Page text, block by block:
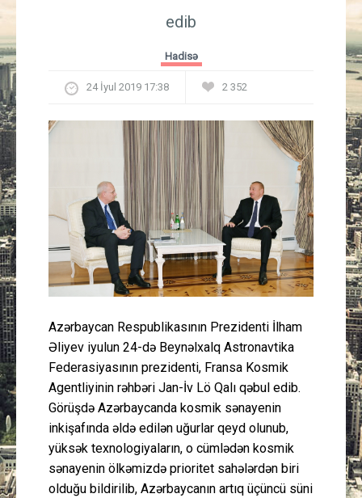
Güney Azərbaycan
Mədəniyyət
Müsahibə
İdman
Layihə
Gündəm
Cəmiyyət
Peşə etikası
Əlaqə
edib
Hadisə
24 İyul 2019 17:38 2 352
Azərbaycan Respublikasının Prezidenti İlham
Əliyev iyulun 24-də Beynəlxalq Astronavtika
Federasiyasının prezidenti, Fransa Kosmik
Agentliyinin rəhbəri Jan-İv Lö Qalı qəbul edib.
Görüşdə Azərbaycanda kosmik sənayenin
inkişafında əldə edilən uğurlar qeyd olunub,
yüksək texnologiyaların, o cümlədən kosmik
sənayenin ölkəmizdə prioritet sahələrdən biri
olduğu bildirilib, Azərbaycanın artıq üçüncü süni